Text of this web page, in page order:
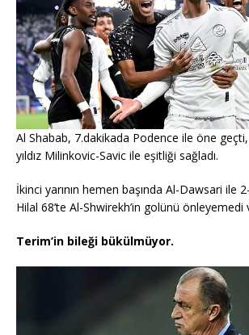
Al Shabab, 7.dakikada Podence ile öne geçti,
yıldız Milinkovic-Savic ile eşitliği sağladı.
İkinci yarının hemen başında Al-Dawsari ile
Hilal 68’te Al-Shwirekh’in golünü
Terim’in bileği bükülmüyor.